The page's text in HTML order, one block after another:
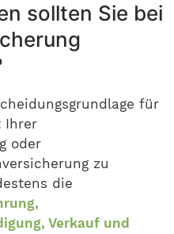
sollten Sie bei
für
Ihrer
oder
zu
die
Verkauf und